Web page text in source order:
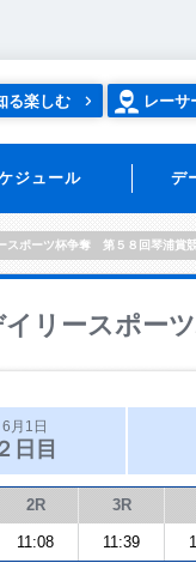
る楽しむ レーサ
ジュール デ
スポーツ杯争奪 第５８回琴浦賞
イリースポー
6月1日
日目
2R 3R
11:08 11:39